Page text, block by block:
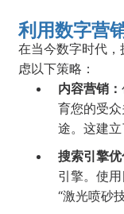
利用数字营
在当今数字时代
虑以下策略：
内容营销：
育您的受
途。这建立
搜索引擎
引擎。使
“激光喷砂